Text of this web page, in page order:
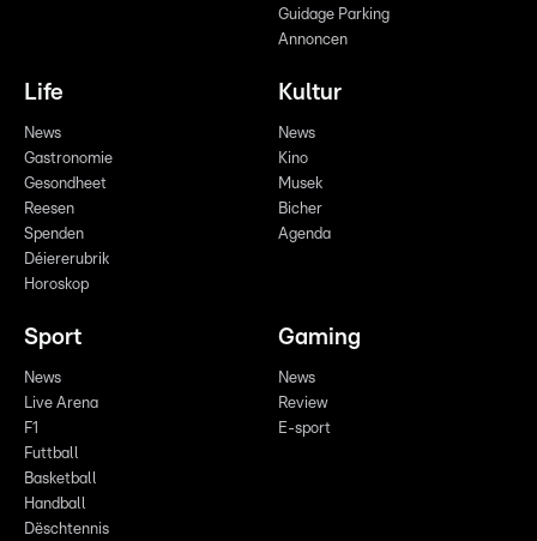
Guidage Parking
Annoncen
Life
News
Gastronomie
Gesondheet
Reesen
Spenden
Déiererubrik
Horoskop
Kultur
News
Kino
Musek
Bicher
Agenda
Sport
News
Live Arena
F1
Futtball
Basketball
Handball
Dëschtennis
Gaming
News
Review
E-sport